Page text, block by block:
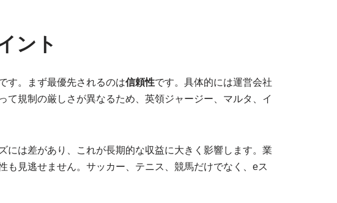
ント
す。まず最優先されるのは信頼性です。具体的には運営会社
規制の厳しさが異なるため、英領ジャージー、マルタ、イ
は差があり、これが長期的な収益に大きく影響します。業
見逃せません。サッカー、テニス、競馬だけでなく、eス